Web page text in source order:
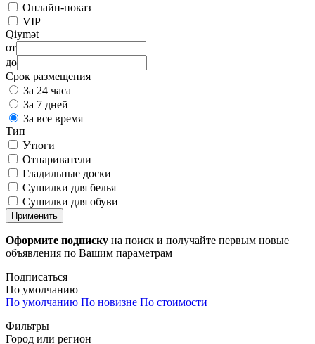
Онлайн-показ
VIP
Qiymət
от
до
Срок размещения
За 24 часа
За 7 дней
За все время
Тип
Утюги
Отпариватели
Гладильные доски
Сушилки для белья
Сушилки для обуви
Применить
Оформите подписку на поиск и получайте первым новые
объявления по Вашим параметрам
Подписаться
По умолчанию
По умолчанию По новизне По стоимости
Фильтры
Город или регион